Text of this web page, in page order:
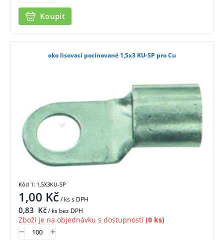
Koupit
oko lisovací pocínované 1,5x3 KU-SP pro Cu
1,00 Kč/ kss DPH
0,83 Kč/ ks bez DPH
Zboží je na objednávku s dostupností (0 ks)
Kód 1: 1,5X3KU-SP